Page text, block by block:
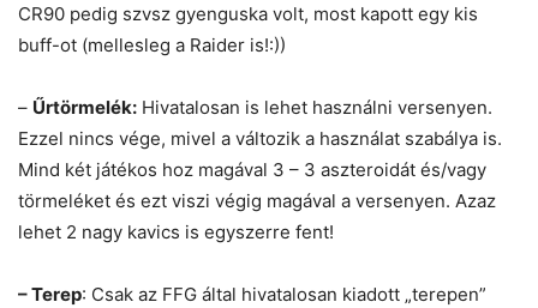
CR90 pedig szvsz gyenguska volt, most kapott egy kis
buff-ot (mellesleg a Raider is!:))
– Űrtörmelék: Hivatalosan is lehet használni versenyen.
Ezzel nincs vége, mivel a változik a használat szabálya is.
Mind két játékos hoz magával 3 – 3 aszteroidát és/vagy
törmeléket és ezt viszi végig magával a versenyen. Azaz
lehet 2 nagy kavics is egyszerre fent!
– Terep: Csak az FFG által hivatalosan kiadott „terepen”